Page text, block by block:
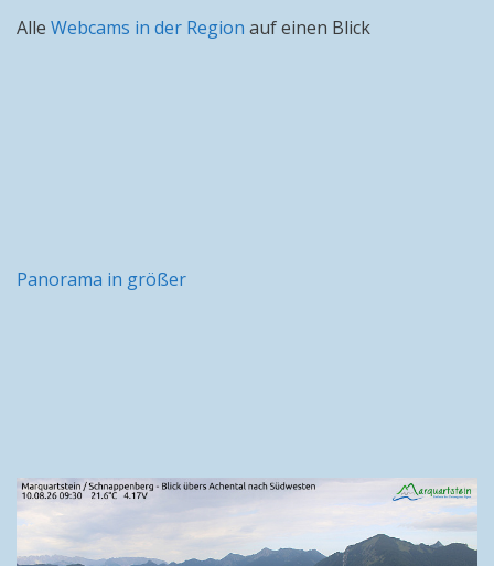
Alle Webcams in der Region auf einen Blick
Panorama in größer